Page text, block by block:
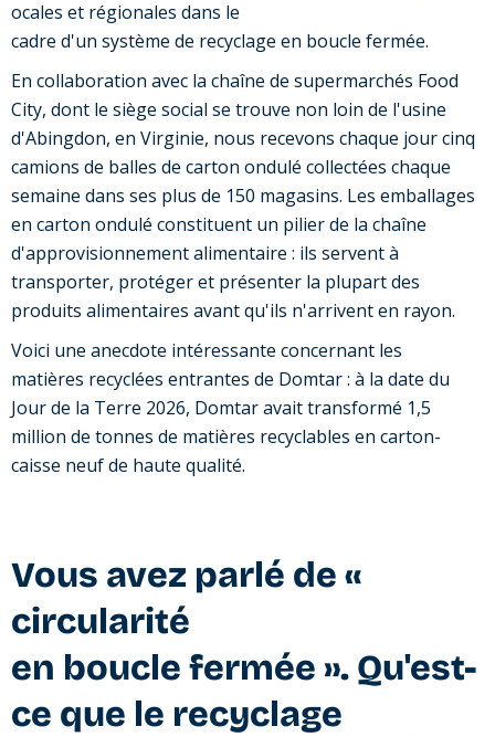
ocales et régionales dans le
cadre d'un système de recyclage en boucle fermée.
En collaboration avec la chaîne de supermarchés Food
City, dont le siège social se trouve non loin de l'usine
d'Abingdon, en Virginie, nous recevons chaque jour cinq
camions de balles de carton ondulé collectées chaque
semaine dans ses plus de 150 magasins. Les emballages
en carton ondulé constituent un pilier de la chaîne
d'approvisionnement alimentaire : ils servent à
transporter, protéger et présenter la plupart des
produits alimentaires avant qu'ils n'arrivent en rayon.
Voici une anecdote intéressante concernant les
matières recyclées entrantes de Domtar : à la date du
Jour de la Terre 2026, Domtar avait transformé 1,5
million de tonnes de matières recyclables en carton-
caisse neuf de haute qualité.
Vous avez parlé de «
circularité
en boucle fermée ». Qu'est-
ce que le recyclage